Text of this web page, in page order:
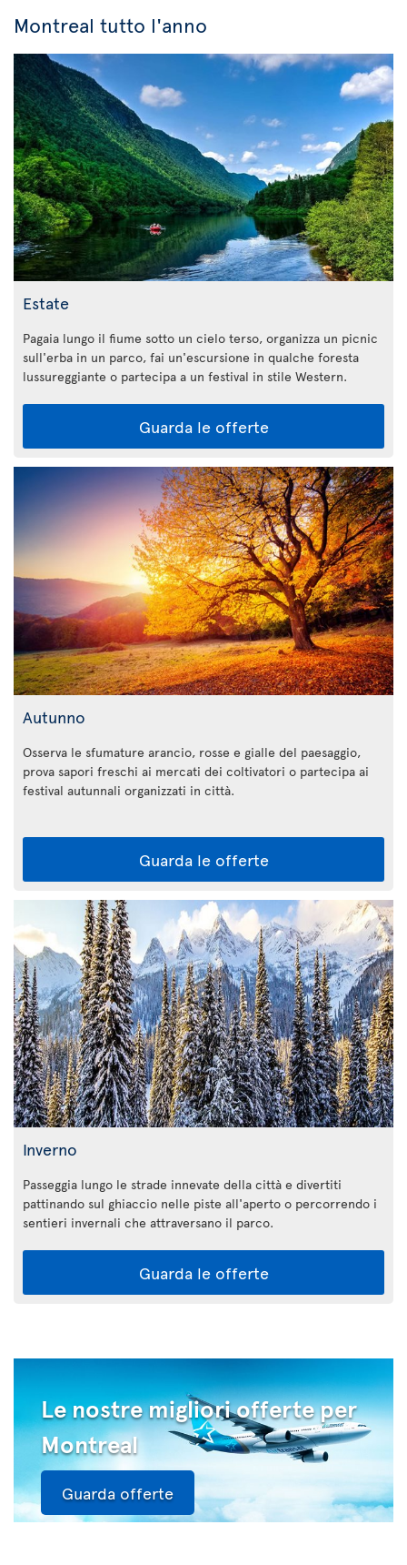
Montreal tutto l'anno
Estate
Pagaia lungo il fiume sotto un cielo terso, organizza un picnic
sull'erba in un parco, fai un'escursione in qualche foresta
lussureggiante o partecipa a un festival in stile Western.
Guarda le offerte
Autunno
Osserva le sfumature arancio, rosse e gialle del paesaggio,
prova sapori freschi ai mercati dei coltivatori o partecipa ai
festival autunnali organizzati in città.
Guarda le offerte
Inverno
Passeggia lungo le strade innevate della città e divertiti
pattinando sul ghiaccio nelle piste all'aperto o percorrendo i
sentieri invernali che attraversano il parco.
Guarda le offerte
Le nostre migliori offerte per
Montreal
Guarda offerte